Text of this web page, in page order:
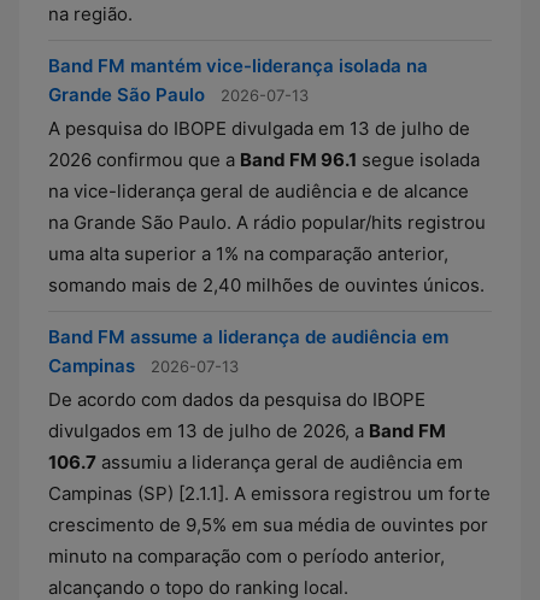
na região.
Band FM mantém vice-liderança isolada na
Grande São Paulo
2026-07-13
A pesquisa do IBOPE divulgada em 13 de julho de
2026 confirmou que a Band FM 96.1 segue isolada
na vice-liderança geral de audiência e de alcance
na Grande São Paulo. A rádio popular/hits registrou
uma alta superior a 1% na comparação anterior,
somando mais de 2,40 milhões de ouvintes únicos.
Band FM assume a liderança de audiência em
Campinas
2026-07-13
De acordo com dados da pesquisa do IBOPE
divulgados em 13 de julho de 2026, a Band FM
106.7 assumiu a liderança geral de audiência em
Campinas (SP) [2.1.1]. A emissora registrou um forte
crescimento de 9,5% em sua média de ouvintes por
minuto na comparação com o período anterior,
alcançando o topo do ranking local.